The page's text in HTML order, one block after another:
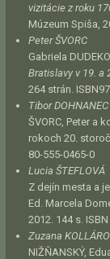
vizitácie z roku
Múzeum Spiša,
Peter ŠVORC
Gabriela
Bratislavy v 19. a
264 strán.
Tibor DOHNANEC
ŠVORC, Peter a
rokoch 20.
80-555-0465-0
Lucia ŠTEFLOVÁ
Z dejín mesta a
Ed. Marcela
2012. 144 s.
Zuzana
NIŽŇANSKÝ,